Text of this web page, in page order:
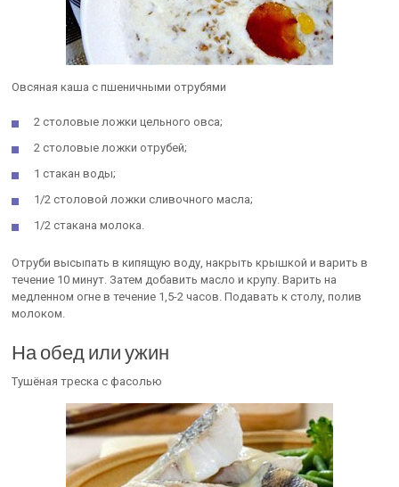
Овсяная каша с пшеничными отрубями
2 столовые ложки цельного овса;
2 столовые ложки отрубей;
1 стакан воды;
1/2 столовой ложки сливочного масла;
1/2 стакана молока.
Отруби высыпать в кипящую воду, накрыть крышкой и варить в
течение 10 минут. Затем добавить масло и крупу. Варить на
медленном огне в течение 1,5-2 часов. Подавать к столу, полив
молоком.
На обед или ужин
Тушёная треска с фасолью